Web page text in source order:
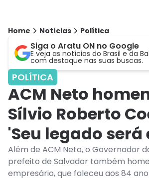
Home Notícias Política
Siga o Aratu ON no Google
E veja as notícias do Brasil e da
com destaque nas suas buscas.
POLÍTICA
ACM Neto
Sílvio Roberto
'Seu legado será
Além de ACM Neto, o Governador
prefeito de Salvador também
empresário, que faleceu aos 84